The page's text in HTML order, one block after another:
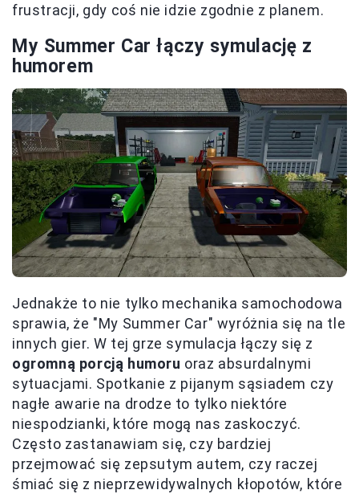
frustracji, gdy coś nie idzie zgodnie z planem.
My Summer Car łączy symulację z
humorem
Jednakże to nie tylko mechanika samochodowa
sprawia, że "My Summer Car" wyróżnia się na tle
innych gier. W tej grze symulacja łączy się z
ogromną porcją humoru oraz absurdalnymi
sytuacjami. Spotkanie z pijanym sąsiadem czy
nagłe awarie na drodze to tylko niektóre
niespodzianki, które mogą nas zaskoczyć.
Często zastanawiam się, czy bardziej
przejmować się zepsutym autem, czy raczej
śmiać się z nieprzewidywalnych kłopotów, które